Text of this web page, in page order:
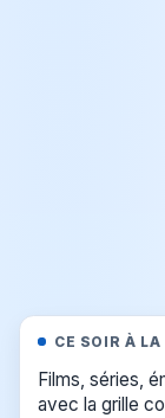
CE SOIR À LA
Films, séries,
avec la grille